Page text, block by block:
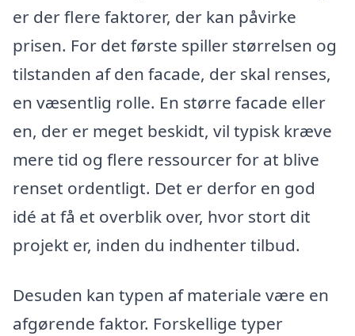
er der flere faktorer, der kan påvirke
prisen. For det første spiller størrelsen og
tilstanden af den facade, der skal renses,
en væsentlig rolle. En større facade eller
en, der er meget beskidt, vil typisk kræve
mere tid og flere ressourcer for at blive
renset ordentligt. Det er derfor en god
idé at få et overblik over, hvor stort dit
projekt er, inden du indhenter tilbud.
Desuden kan typen af materiale være en
afgørende faktor. Forskellige typer